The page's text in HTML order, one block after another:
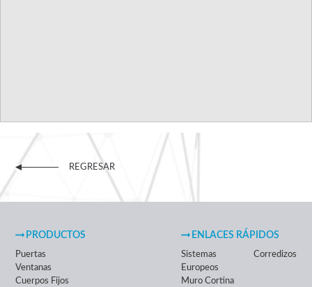
REGRESAR
ENLACES RÁPIDOS
Sistemas Corredizos
Europeos
Muro Cortina
PRODUCTOS
Puertas
Ventanas
Cuerpos Fijos